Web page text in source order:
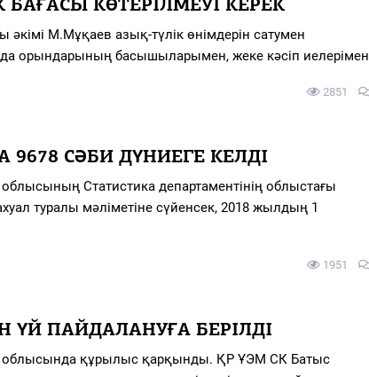
БАҒАСЫ КӨТЕРІЛМЕУІ КЕРЕК
әкімі М.Мұқаев азық-түлік өнімдерін сатумен
орындарының басышыларымен, жеке кәсіп иелерімен
2851
9678 СӘБИ ДҮНИЕГЕ КЕЛДІ
Статистика департаментінің облыстағы
туралы мәліметіне сүйенсек, 2018 жылдың 1
1951
ҮЙ ПАЙДАЛАНУҒА БЕРІЛДІ
облысында құрылыс қарқынды. ҚР ҰЭМ СК Батыс